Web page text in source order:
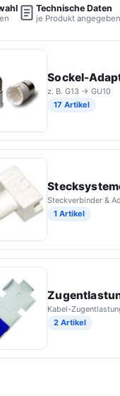
Technische Daten
je Produkt angegeben
Sockel-
z. B. G13 → GU10
17 Artikel
Steckverbinder &
1 Artikel
Kabel-
2 Artikel